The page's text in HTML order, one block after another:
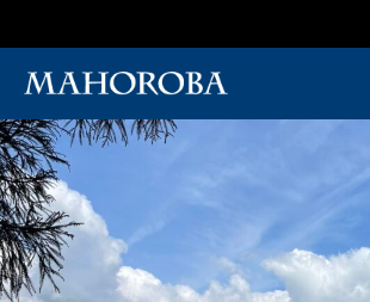
Warning: Undefined variable $post_id in
/home/covs/hakubamahoroba.com/
content/themes/mahoroba/mv/